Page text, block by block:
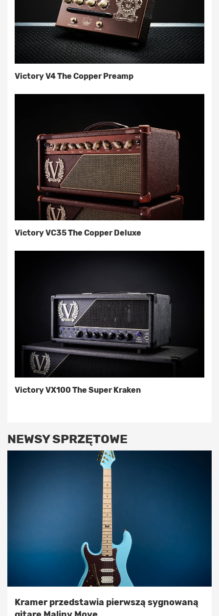
Victory V4 The Copper Preamp
Victory VC35 The Copper Deluxe
Victory VX100 The Super Kraken
NEWSY SPRZĘTOWE
Kramer przedstawia pierwszą sygnowaną